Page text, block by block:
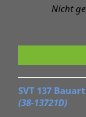
Nicht
SVT 137
(38-13721D)